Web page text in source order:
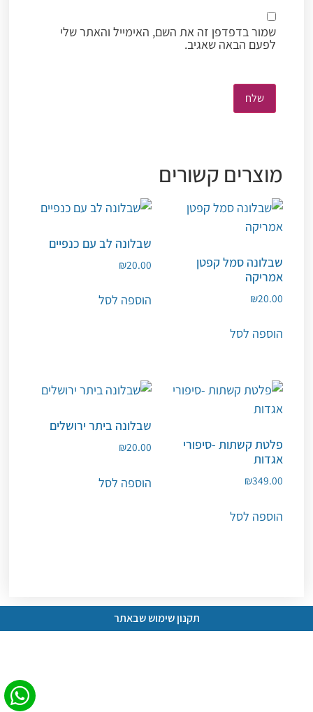
שמור בדפדפן זה את השם, האימייל והאתר שלי
לפעם הבאה שאגיב.
מוצרים קשורים
שבלונה סמל קפטן
אמריקה
₪20.00
הוספה לסל
שבלונה לב עם כנפיים
₪20.00
הוספה לסל
פלטת קשתות -סיפורי
אגדות
₪349.00
הוספה לסל
שבלונה ביתר ירושלים
₪20.00
הוספה לסל
תקנון שימוש שבאתר